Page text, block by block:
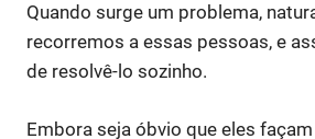
Quando surge um problema,
recorremos a essas pessoas, e
de resolvê-lo sozinho.
Embora seja óbvio que eles